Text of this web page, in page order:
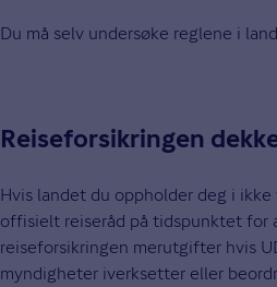
Du må selv undersøke reglene i
Reiseforsikringen
Hvis landet du oppholder deg i
offisielt reiseråd på tidspunktet for
reiseforsikringen merutgifter hvis
myndigheter iverksetter eller